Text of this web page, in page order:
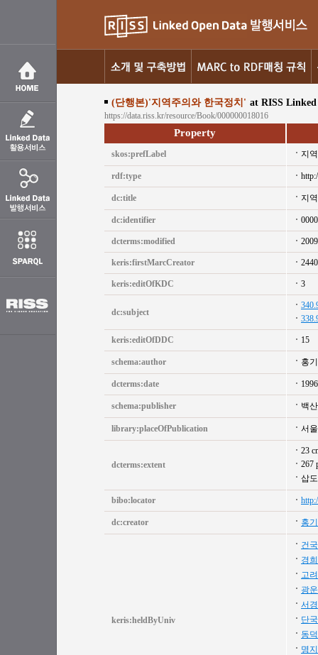
(단행본)'지역주의와 한국정치' at RISS
https://data.riss.kr/resource/Book/000000018016
Property
skos:prefLabel 지
rdf:type
dc:title 지
dc:identifier
dcterms:modified
keris:firstMarcCreator
keris:editOfKDC 3
dc:subject
keris:editOfDDC 15
schema:author 홍
dcterms:date 1996
schema:publisher 백
library:placeOfPublication 서울
dcterms:extent
23
267
삽도
bibo:locator
dc:creator 홍
keris:heldByUniv
건
경
고
광
서
단
동
명